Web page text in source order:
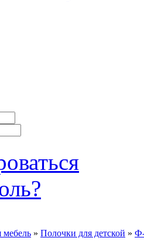
мебель » Полочки для детской »